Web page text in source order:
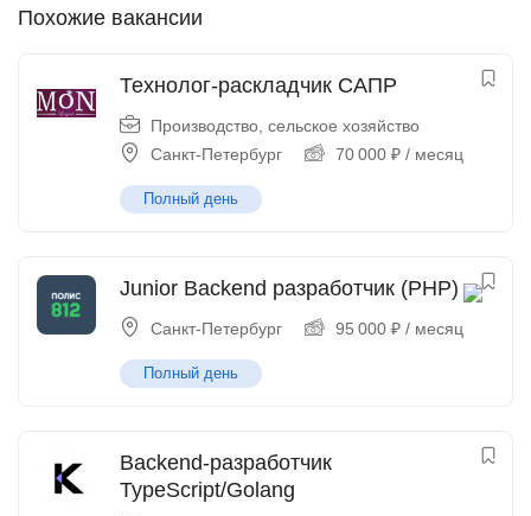
Похожие вакансии
Технолог-раскладчик САПР
Производство, сельское хозяйство
Санкт-Петербург
70 000 ₽ / месяц
Полный день
Junior Backend разработчик (PHP)
Санкт-Петербург 95 000 ₽ / месяц
Полный день
Backend-разработчик
TypeScript/Golang